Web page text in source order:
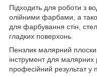
Підходить для роботи з
олійними фарбами, а
для фарбування стін,
гладких поверхонь.
Пензлик малярний
інструмент для малярних
професійний результат у